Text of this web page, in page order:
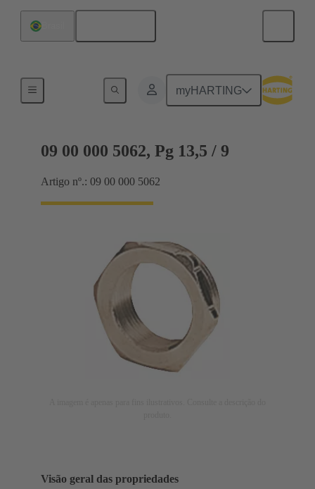
myHARTING
09 00 000 5062, Pg 13,5 / 9
Artigo nº.: 09 00 000 5062
Visão geral das propriedades